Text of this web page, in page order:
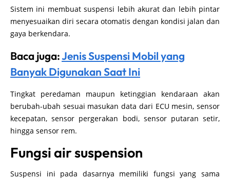
Sistem ini membuat suspensi lebih akurat dan lebih pintar
menyesuaikan diri secara otomatis dengan kondisi jalan dan
gaya berkendara.
Baca juga:Jenis Suspensi Mobil yang
Banyak Digunakan Saat Ini
Tingkat peredaman maupun ketinggian kendaraan akan
berubah-ubah sesuai masukan data dari ECU mesin, sensor
kecepatan, sensor pergerakan bodi, sensor putaran setir,
hingga sensor rem.
Fungsi air suspension
Suspensi ini pada dasarnya memiliki fungsi yang sama